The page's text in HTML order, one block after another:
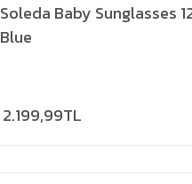
Soleda Baby Sunglasses
Blue
2.199,99TL